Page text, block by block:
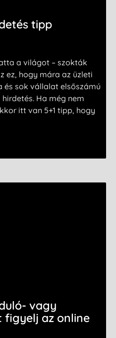
tipp
a világot – szokták
ez, hogy mára az üzleti
sok vállalat elsőszámú
Ha még nem
itt van 5+1 tipp, hogy
vagy
figyelj az online